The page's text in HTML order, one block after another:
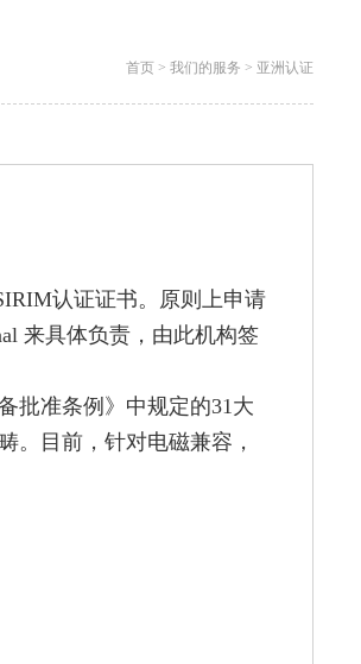
首页> 我们的服务 > 亚洲认证
认证证书。原则上申请
来具体负责，由此机构签
批准条例》中规定的31大
。目前，针对电磁兼容，